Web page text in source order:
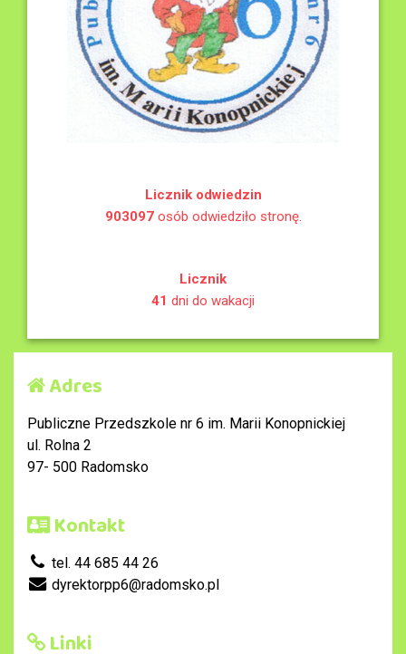
Licznik odwiedzin
903097osób odwiedziło stronę.
Licznik
41 dni do wakacji
Adres
Publiczne Przedszkole nr 6 im. Marii Konopnickiej
ul. Rolna 2
97- 500 Radomsko
Kontakt
tel. 44 685 44 26
dyrektorpp6@radomsko.pl
Linki